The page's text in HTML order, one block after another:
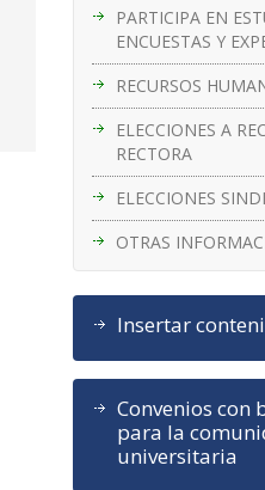
PARTICIPA EN
ENCUESTAS Y
RECURSOS
ELECCIONES A
RECTORA
ELECCIONES
OTRAS
Insertar
Convenios con
para la
universitaria